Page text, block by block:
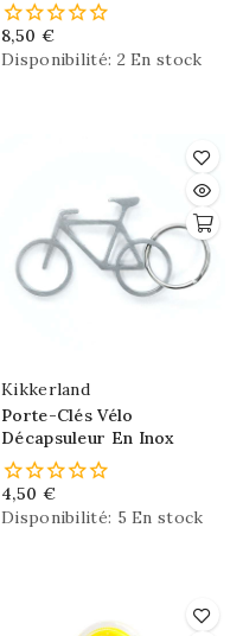
8,50 €
Disponibilité: 2 En stock
Kikkerland
Porte-Clés Vélo
Décapsuleur En Inox
4,50 €
Disponibilité: 5 En stock